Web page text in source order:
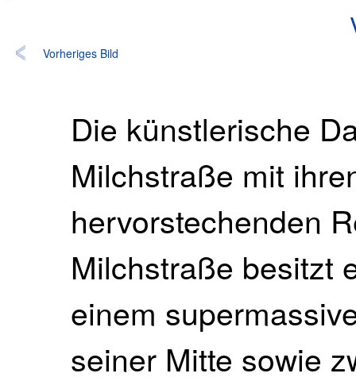
Vorheriges Bild
Die künstlerische
Milchstraße mit
hervorstechenden
Milchstraße besitzt
einem
seiner Mitte sowie